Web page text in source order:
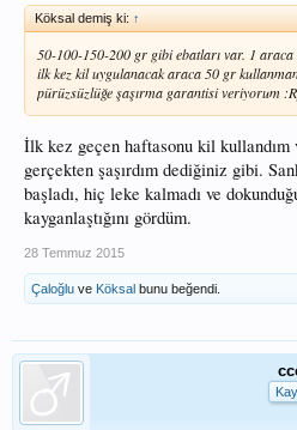
Köksal demiş ki: ↑
50-100-150-200 gr gibi ebatları var. 1
ilk kez kil uygulanacak araca 50 gr
pürüzsüzlüğe şaşırma garantisi veriyorum
İlk kez geçen haftasonu kil kullandım
gerçekten şaşırdım dediğiniz gibi.
başladı, hiç leke kalmadı ve
kayganlaştığını gördüm.
28 Temmuz 2015
Çaloğlu ve Köksal bunu beğendi.